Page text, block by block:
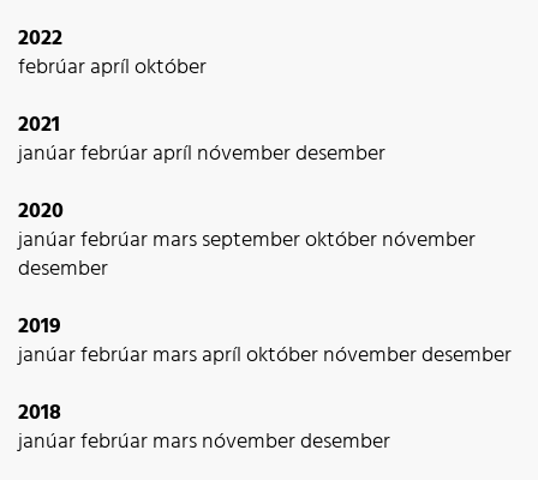
2022
febrúarapríloktóber
2021
janúarfebrúarapríl nóvemberdesember
2020
janúarfebrúarmarsseptemberoktóbernóvember
desember
2019
janúarfebrúarmarsapríloktóbernóvemberdesember
2018
janúarfebrúarmarsnóvemberdesember